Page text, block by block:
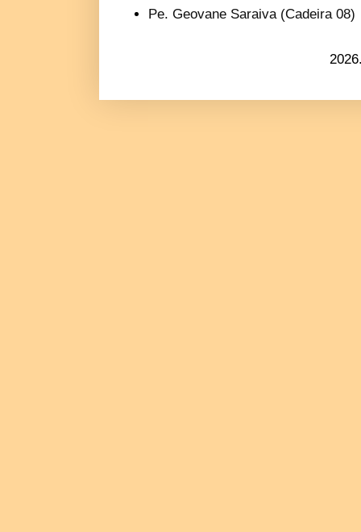
Pe. Geovane Saraiva (Cadeira 08)